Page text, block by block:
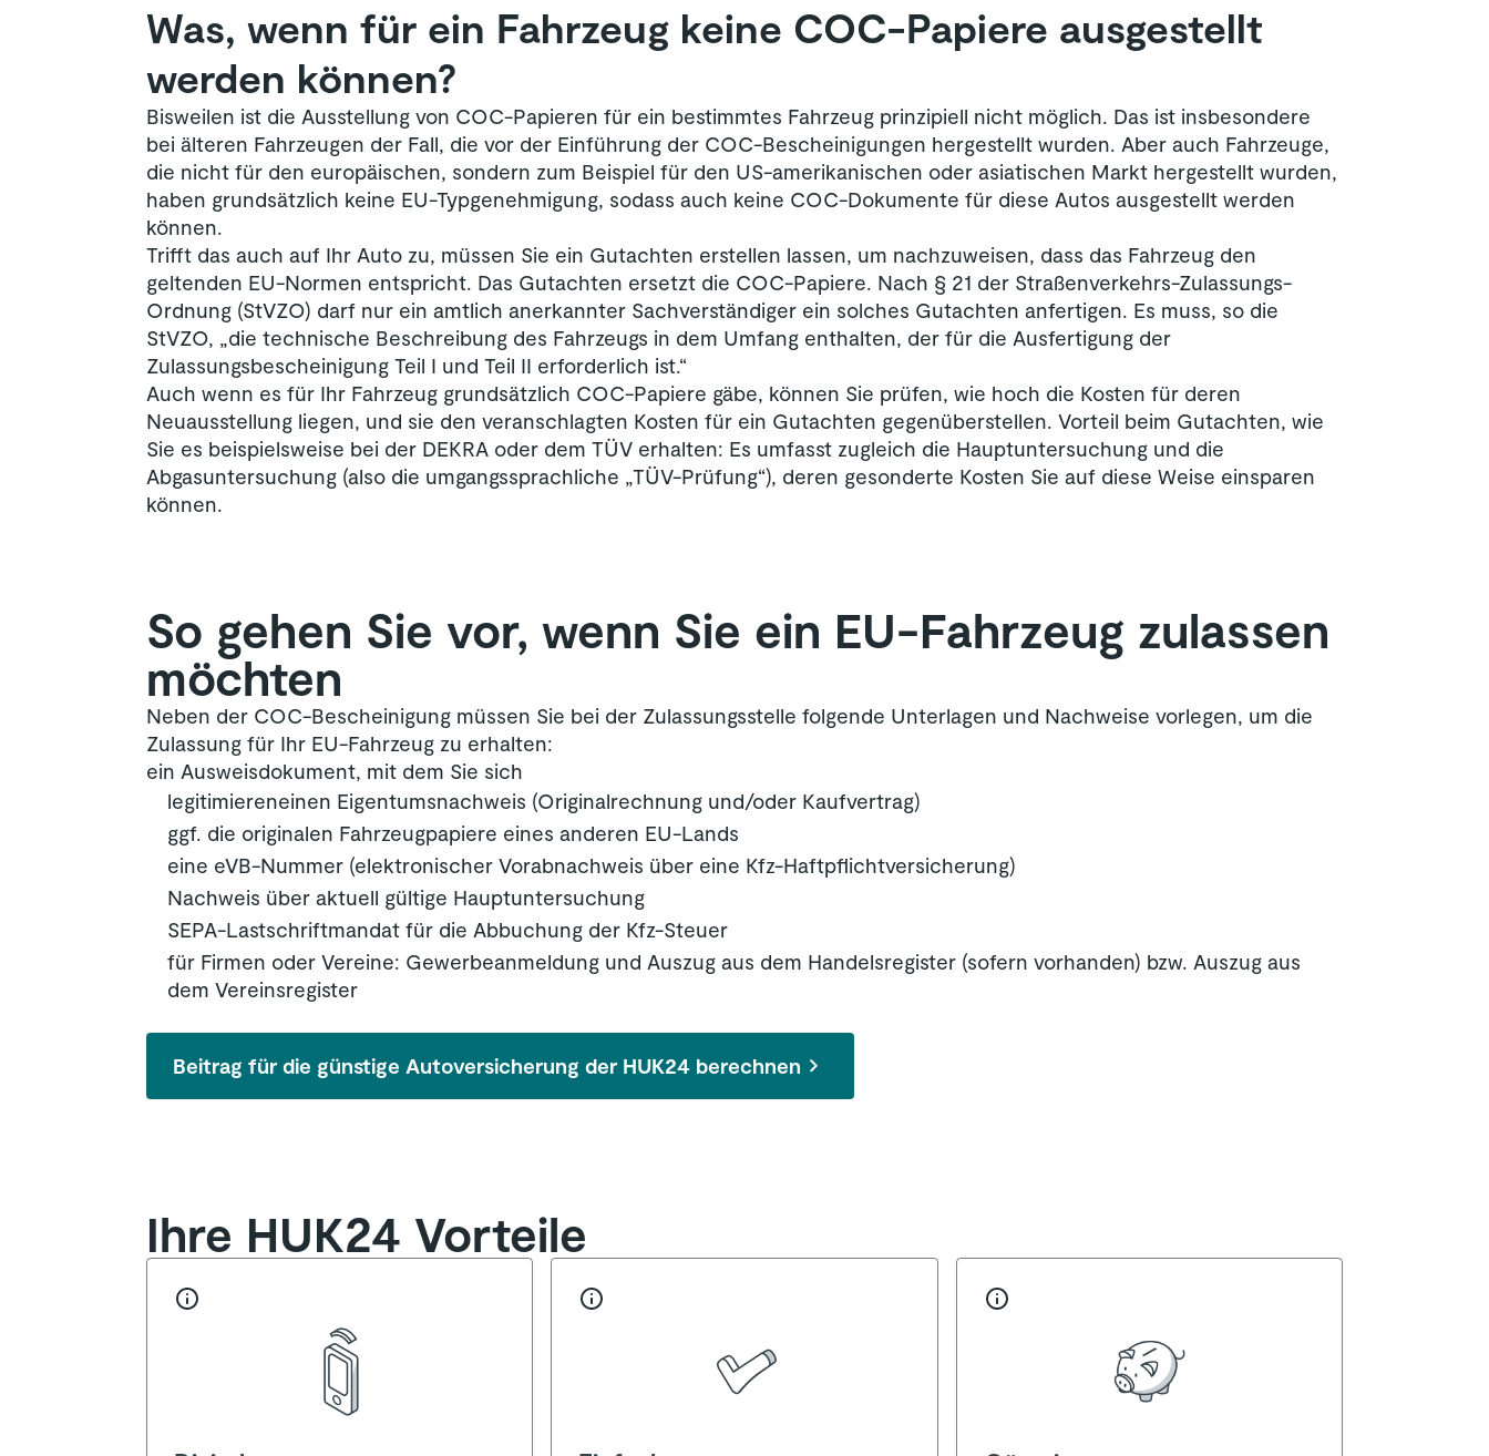
Was, wenn für ein Fahrzeug keine COC-Papiere ausgestellt
werden können?
Bisweilen ist die Ausstellung von COC-Papieren für ein bestimmtes Fahrzeug prinzipiell nicht möglich. Das ist insbesondere
bei älteren Fahrzeugen der Fall, die vor der Einführung der COC-Bescheinigungen hergestellt wurden. Aber auch Fahrzeuge,
die nicht für den europäischen, sondern zum Beispiel für den US-amerikanischen oder asiatischen Markt hergestellt wurden,
haben grundsätzlich keine EU-Typgenehmigung, sodass auch keine COC-Dokumente für diese Autos ausgestellt werden
können.
Trifft das auch auf Ihr Auto zu, müssen Sie ein Gutachten erstellen lassen, um nachzuweisen, dass das Fahrzeug den
geltenden EU-Normen entspricht. Das Gutachten ersetzt die COC-Papiere. Nach § 21 der Straßenverkehrs-Zulassungs-
Ordnung (StVZO) darf nur ein amtlich anerkannter Sachverständiger ein solches Gutachten anfertigen. Es muss, so die
StVZO, „die technische Beschreibung des Fahrzeugs in dem Umfang enthalten, der für die Ausfertigung der
Zulassungsbescheinigung Teil I und Teil II erforderlich ist.“
Auch wenn es für Ihr Fahrzeug grundsätzlich COC-Papiere gäbe, können Sie prüfen, wie hoch die Kosten für deren
Neuausstellung liegen, und sie den veranschlagten Kosten für ein Gutachten gegenüberstellen. Vorteil beim Gutachten, wie
Sie es beispielsweise bei der DEKRA oder dem TÜV erhalten: Es umfasst zugleich die Hauptuntersuchung und die
Abgasuntersuchung (also die umgangssprachliche „TÜV-Prüfung“), deren gesonderte Kosten Sie auf diese Weise einsparen
können.
So gehen Sie vor, wenn Sie ein EU-Fahrzeug zulassen
möchten
Neben der COC-Bescheinigung müssen Sie bei der Zulassungsstelle folgende Unterlagen und Nachweise vorlegen, um die
Zulassung für Ihr EU-Fahrzeug zu erhalten:
ein Ausweisdokument, mit dem Sie sich
legitimiereneinen Eigentumsnachweis (Originalrechnung und/oder Kaufvertrag)
ggf. die originalen Fahrzeugpapiere eines anderen EU-Lands
eine eVB-Nummer (elektronischer Vorabnachweis über eine Kfz-Haftpflichtversicherung)
Nachweis über aktuell gültige Hauptuntersuchung
SEPA-Lastschriftmandat für die Abbuchung der Kfz-Steuer
für Firmen oder Vereine: Gewerbeanmeldung und Auszug aus dem Handelsregister (sofern vorhanden) bzw. Auszug aus
dem Vereinsregister
Beitrag für die günstige Autoversicherung der HUK24 berechnen
Ihre HUK24 Vorteile